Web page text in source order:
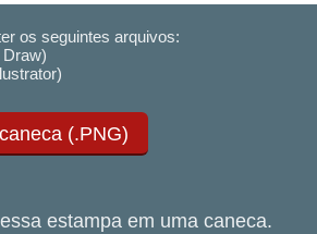
os seguintes arquivos:
(.PNG)
estampa em uma caneca.